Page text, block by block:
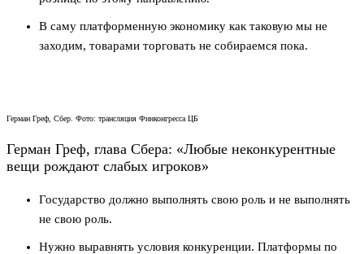
В саму платформенную экономику как таковую мы не
заходим, товарами торговать не собираемся пока.
Герман Греф, Сбер. Фото: трансляция Финконгресса ЦБ
Герман Греф, глава Сбера: «Любые неконкурентные
вещи рождают слабых игроков»
Государство должно выполнять свою роль и не выполнять
не свою роль.
Нужно выравнять условия конкуренции. Платформы по